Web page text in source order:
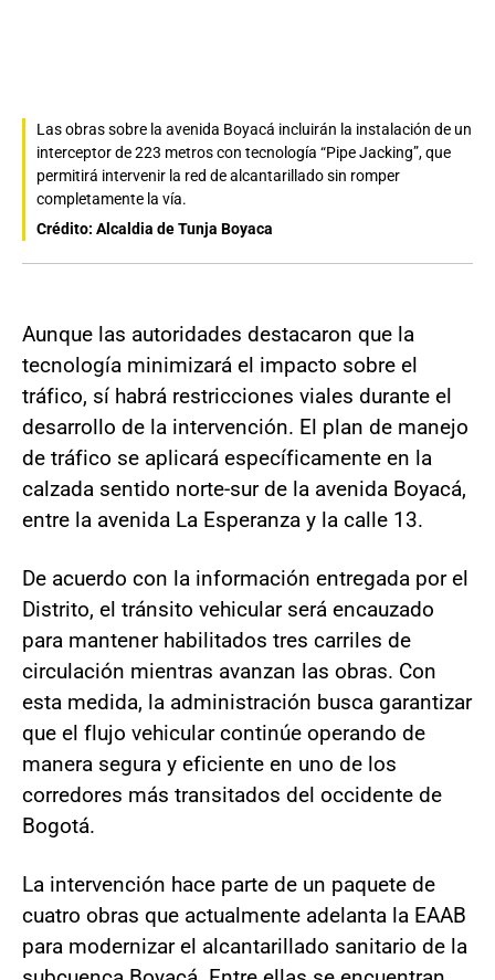
Las obras sobre la avenida Boyacá incluirán la instalación de un
interceptor de 223 metros con tecnología “Pipe Jacking”, que
permitirá intervenir la red de alcantarillado sin romper
completamente la vía.
Crédito: Alcaldia de Tunja Boyaca
Aunque las autoridades destacaron que la
tecnología minimizará el impacto sobre el
tráfico, sí habrá restricciones viales durante el
desarrollo de la intervención. El plan de manejo
de tráfico se aplicará específicamente en la
calzada sentido norte-sur de la avenida Boyacá,
entre la avenida La Esperanza y la calle 13.
De acuerdo con la información entregada por el
Distrito, el tránsito vehicular será encauzado
para mantener habilitados tres carriles de
circulación mientras avanzan las obras. Con
esta medida, la administración busca garantizar
que el flujo vehicular continúe operando de
manera segura y eficiente en uno de los
corredores más transitados del occidente de
Bogotá.
La intervención hace parte de un paquete de
cuatro obras que actualmente adelanta la EAAB
para modernizar el alcantarillado sanitario de la